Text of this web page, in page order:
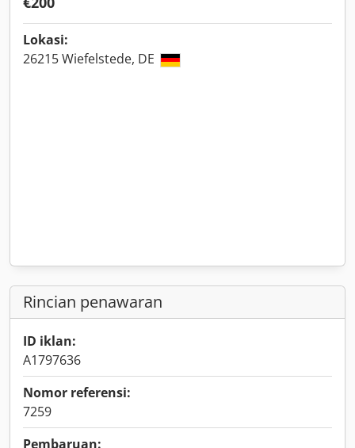
Lokasi:
26215 Wiefelstede, DE
Rincian penawaran
ID iklan:
A1797636
Nomor referensi:
7259
Pembaruan: